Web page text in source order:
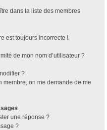
dans la liste des membres
est toujours incorrecte !
de mon nom d’utilisateur ?
?
membre, on me demande de me
une réponse ?
?